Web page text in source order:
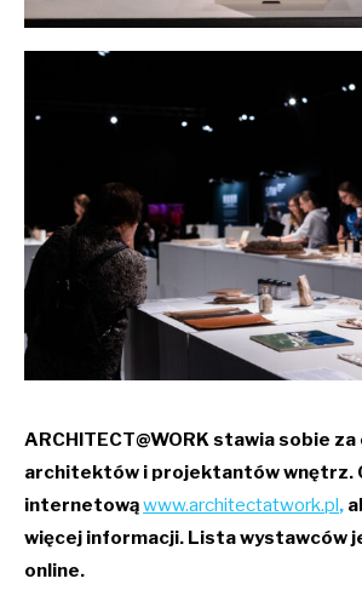
ARCHITECT@WORK stawia sobie
architektów i projektantów wnętrz.
internetowąwww.architectatwork.pl,
więcej informacji. Lista wystawców
online.